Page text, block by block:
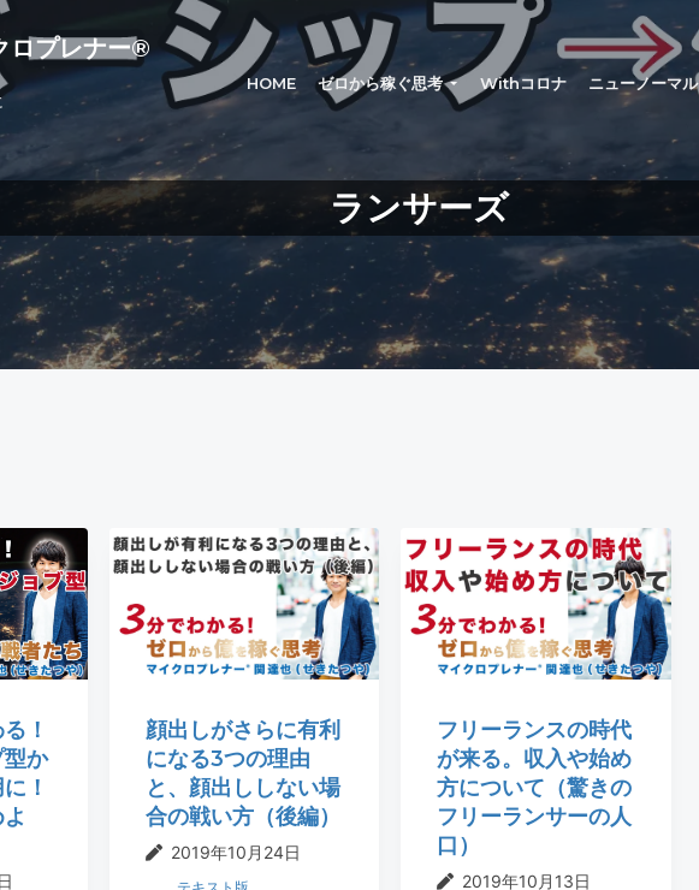
ロプレナー®
HOME ゼロから稼ぐ思考 Withコロナ ニューノーマル
ランサーズ
！
型か
！
顔出しがさらに有利
になる3つの理由
と、顔出ししない場
合の戦い方（後編）
2019年10月24日
フリーランスの時代
が来る。収入や始め
方について（驚きの
フリーランサーの人
口）
2019年10月13日